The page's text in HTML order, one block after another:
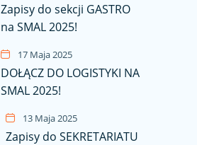
Zapisy do sekcji GASTRO
na SMAL 2025!
17 Maja 2025
DOŁĄCZ DO LOGISTYKI NA
SMAL 2025!
13 Maja 2025
Zapisy do SEKRETARIATU